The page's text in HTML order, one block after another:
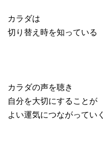
カラダは
切り替え時を知っている
カラダの声を聴き
自分を大切にすることが
よい運気につながっていく